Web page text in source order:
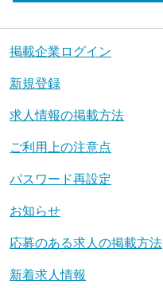
掲載企業ログイン
新規登録
求人情報の掲載方法
ご利用上の注意点
パスワード再設定
お知らせ
応募のある求人の掲載方法
新着求人情報